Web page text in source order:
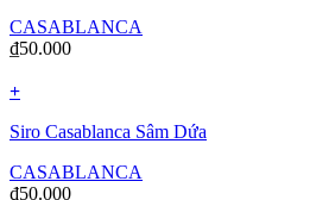
CASABLANCA
₫50.000
+
Siro Casablanca Sâm Dứa
CASABLANCA
₫50.000